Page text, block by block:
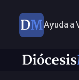
Ayuda a